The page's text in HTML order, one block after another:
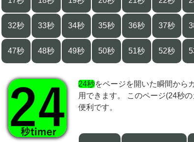
32秒 33秒 34秒 35秒 36秒 37秒
47秒 48秒 49秒 50秒 51秒 52秒
24秒をページを開いた瞬間から
用できます。 このページ(24秒
便利です。